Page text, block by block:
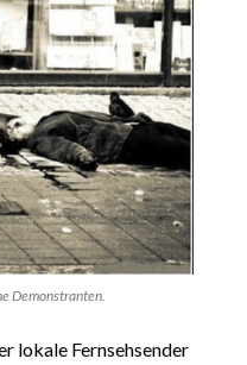
Demonstranten.
lokale Fernsehsender